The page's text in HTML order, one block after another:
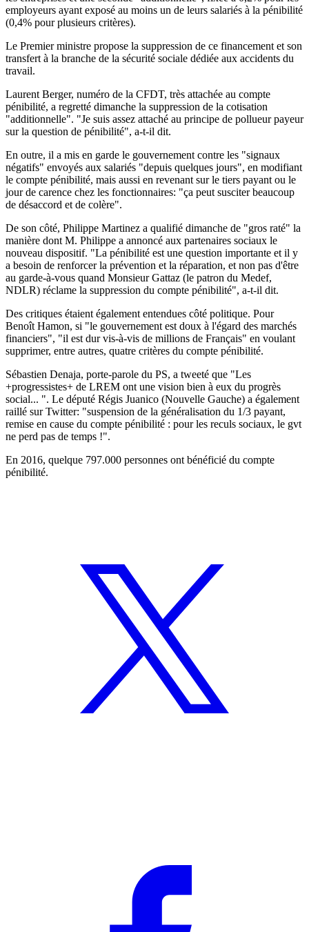
employeurs ayant exposé au moins un de leurs salariés à la pénibilité
(0,4% pour plusieurs critères).
Le Premier ministre propose la suppression de ce financement et son
transfert à la branche de la sécurité sociale dédiée aux accidents du
travail.
Laurent Berger, numéro de la CFDT, très attachée au compte
pénibilité, a regretté dimanche la suppression de la cotisation
"additionnelle". "Je suis assez attaché au principe de pollueur payeur
sur la question de pénibilité", a-t-il dit.
En outre, il a mis en garde le gouvernement contre les "signaux
négatifs" envoyés aux salariés "depuis quelques jours", en modifiant
le compte pénibilité, mais aussi en revenant sur le tiers payant ou le
jour de carence chez les fonctionnaires: "ça peut susciter beaucoup
de désaccord et de colère".
De son côté, Philippe Martinez a qualifié dimanche de "gros raté" la
manière dont M. Philippe a annoncé aux partenaires sociaux le
nouveau dispositif. "La pénibilité est une question importante et il y
a besoin de renforcer la prévention et la réparation, et non pas d'être
au garde-à-vous quand Monsieur Gattaz (le patron du Medef,
NDLR) réclame la suppression du compte pénibilité", a-t-il dit.
Des critiques étaient également entendues côté politique. Pour
Benoît Hamon, si "le gouvernement est doux à l'égard des marchés
financiers", "il est dur vis-à-vis de millions de Français" en voulant
supprimer, entre autres, quatre critères du compte pénibilité.
Sébastien Denaja, porte-parole du PS, a tweeté que "Les
+progressistes+ de LREM ont une vision bien à eux du progrès
social... ". Le député Régis Juanico (Nouvelle Gauche) a également
raillé sur Twitter: "suspension de la généralisation du 1/3 payant,
remise en cause du compte pénibilité : pour les reculs sociaux, le gvt
ne perd pas de temps !".
En 2016, quelque 797.000 personnes ont bénéficié du compte
pénibilité.